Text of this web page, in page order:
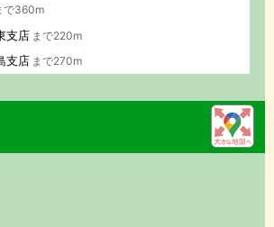
で360m
支店 まで220m
支店 まで270m